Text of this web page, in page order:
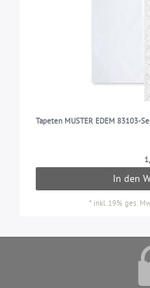
Tapeten MUSTER EDEM 83103-
In den
* inkl. 19% ges.